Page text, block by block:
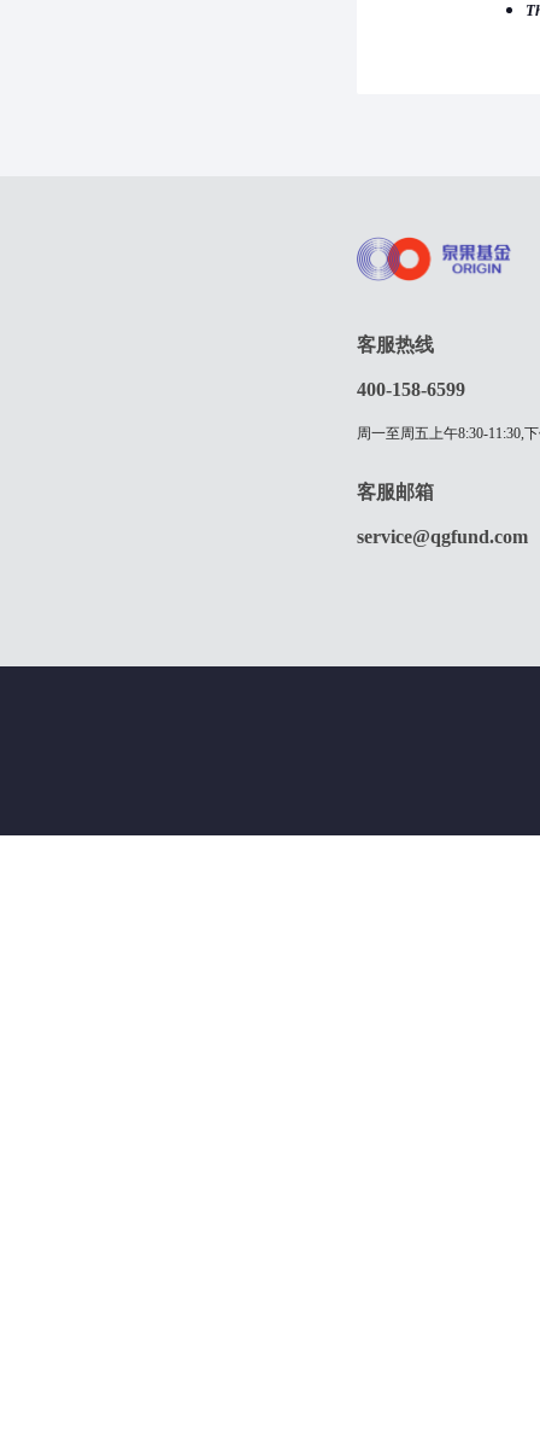
客服热线
400-158-6599
周一至周五上午8:30-11:30,
客服邮箱
service@qgfund.com